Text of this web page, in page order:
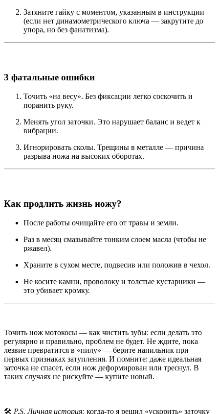
Затяните гайку с моментом, указанным в инструкции
(если нет динамометрического ключа — закрутите до
упора, но без фанатизма).
3 фатальные ошибки
Точить «на весу». Без фиксации легко соскочить и
поранить руку.
Менять угол заточки. Это нарушает баланс и ведет к
вибрации.
Игнорировать сколы. Трещины в металле — причина
разрыва ножа на высоких оборотах.
Как продлить жизнь ножу?
После работы очищайте его от травы и земли.
Раз в месяц смазывайте тонким слоем масла (чтобы не
ржавел).
Храните в сухом месте, подвесив или положив в чехол.
Не косите камни, проволоку и толстые кустарники —
это убивает кромку.
Точить нож мотокосы — как чистить зубы: если делать это
регулярно и правильно, проблем не будет. Не ждите, пока
лезвие превратится в «пилу» — берите напильник при
первых признаках затупления. И помните: даже идеальная
заточка не спасет, если нож деформирован или треснул. В
таких случаях не рискуйте — купите новый.
🛠️ P.S. Личная история: когда-то я решил «ускорить» заточку